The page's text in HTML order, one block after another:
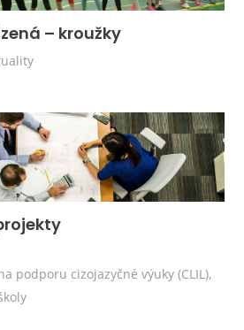
– kroužky
podporu cizojazyčné výuky (CLIL),